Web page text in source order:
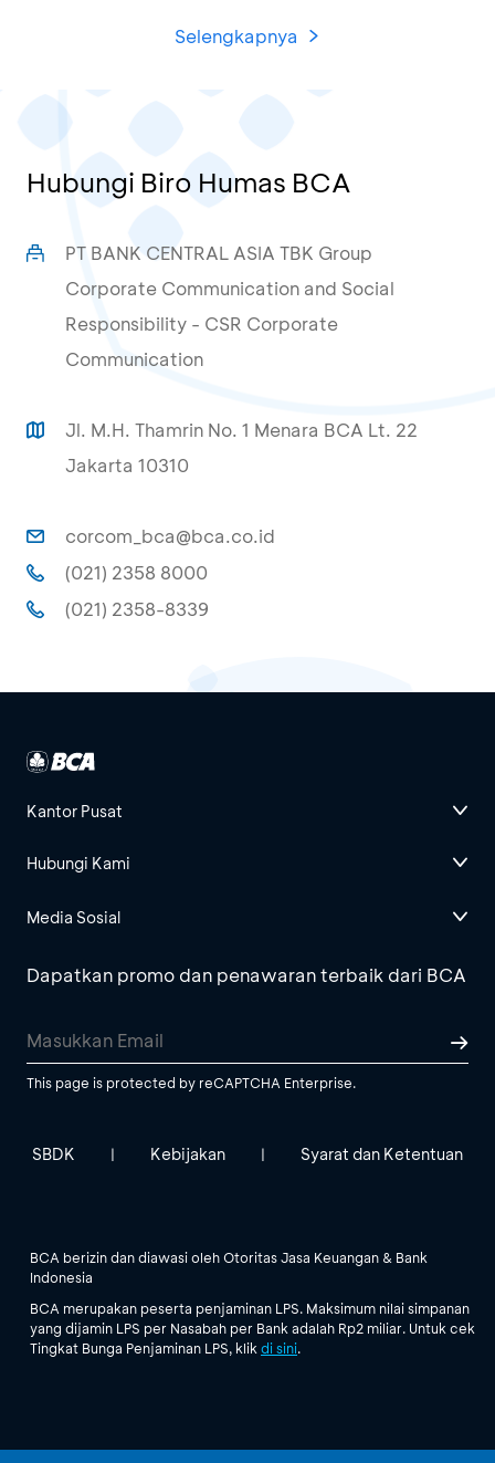
Selengkapnya
Hubungi Biro Humas BCA
PT BANK CENTRAL ASIA TBK Group
Corporate Communication and Social
Responsibility - CSR Corporate
Communication
Jl. M.H. Thamrin No. 1 Menara BCA Lt. 22
Jakarta 10310
corcom_bca@bca.co.id
(021) 2358 8000
(021) 2358-8339
Kantor Pusat
Hubungi Kami
Media Sosial
Dapatkan promo dan penawaran terbaik dari BCA
This page is protected by reCAPTCHA Enterprise.
SBDK | Kebijakan | Syarat dan Ketentuan
BCA berizin dan diawasi oleh Otoritas Jasa Keuangan & Bank
Indonesia
BCA merupakan peserta penjaminan LPS. Maksimum nilai simpanan
yang dijamin LPS per Nasabah per Bank adalah Rp2 miliar. Untuk cek
Tingkat Bunga Penjaminan LPS, klik di sini.